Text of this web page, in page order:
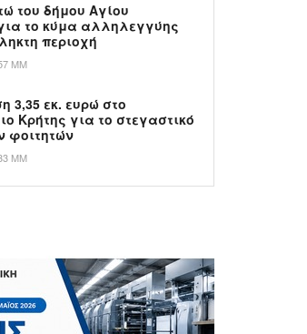
του δήμου Αγίου
το κύμα αλληλεγγύης
περιοχή
ΜΜ
3,35 εκ. ευρώ στο
Κρήτης για το στεγαστικό
φοιτητών
ΜΜ